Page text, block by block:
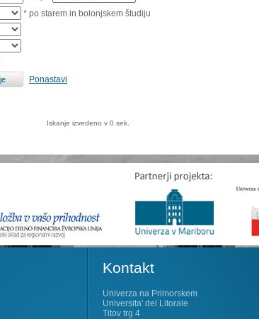
* po starem in bolonjskem študiju
Ponastavi
Iskanje izvedeno v 0 sek.
Kontakt
Univerza na Primorskem
Universita' del Litorale
Titov trg 4